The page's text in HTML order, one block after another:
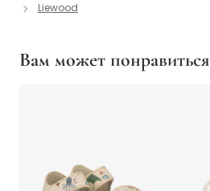
Liewood
Вам может понравиться